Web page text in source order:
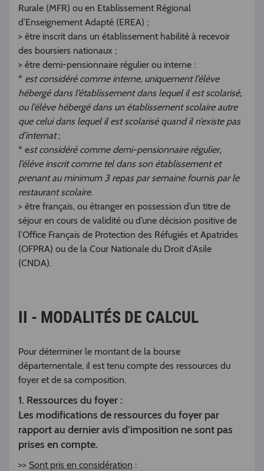
Rurale (MFR) ou en Etablissement Régional
d’Enseignement Adapté (EREA) ;
> être inscrit dans un établissement habilité à recevoir
des boursiers nationaux ;
> être demi-pensionnaire régulier ou interne :
* est considéré comme interne, uniquement l’élève
hébergé dans l’établissement dans lequel il est scolarisé,
ou l’élève hébergé dans un établissement scolaire autre
que celui dans lequel il est scolarisé quand il n’existe pas
d’internat;
* est considéré comme demi-pensionnaire régulier,
l’élève inscrit comme tel dans son établissement et
prenant au minimum 3 repas par semaine fournis par le
restaurant scolaire.
> être français, ou étranger en possession d’un titre de
séjour en cours de validité ou d’une décision positive de
l’Office Français de Protection des Réfugiés et Apatrides
(OFPRA) ou de la Cour Nationale du Droit d’Asile
(CNDA).
II - MODALITÉS DE CALCUL
Pour déterminer le montant de la bourse
départementale, il est tenu compte des ressources du
foyer et de sa composition.
1. Ressources du foyer :
Les modifications de ressources du foyer par
rapport au dernier avis d’imposition ne sont pas
prises en compte.
>> Sont pris en considération :